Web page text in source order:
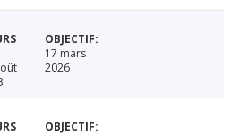
17 mars
2026